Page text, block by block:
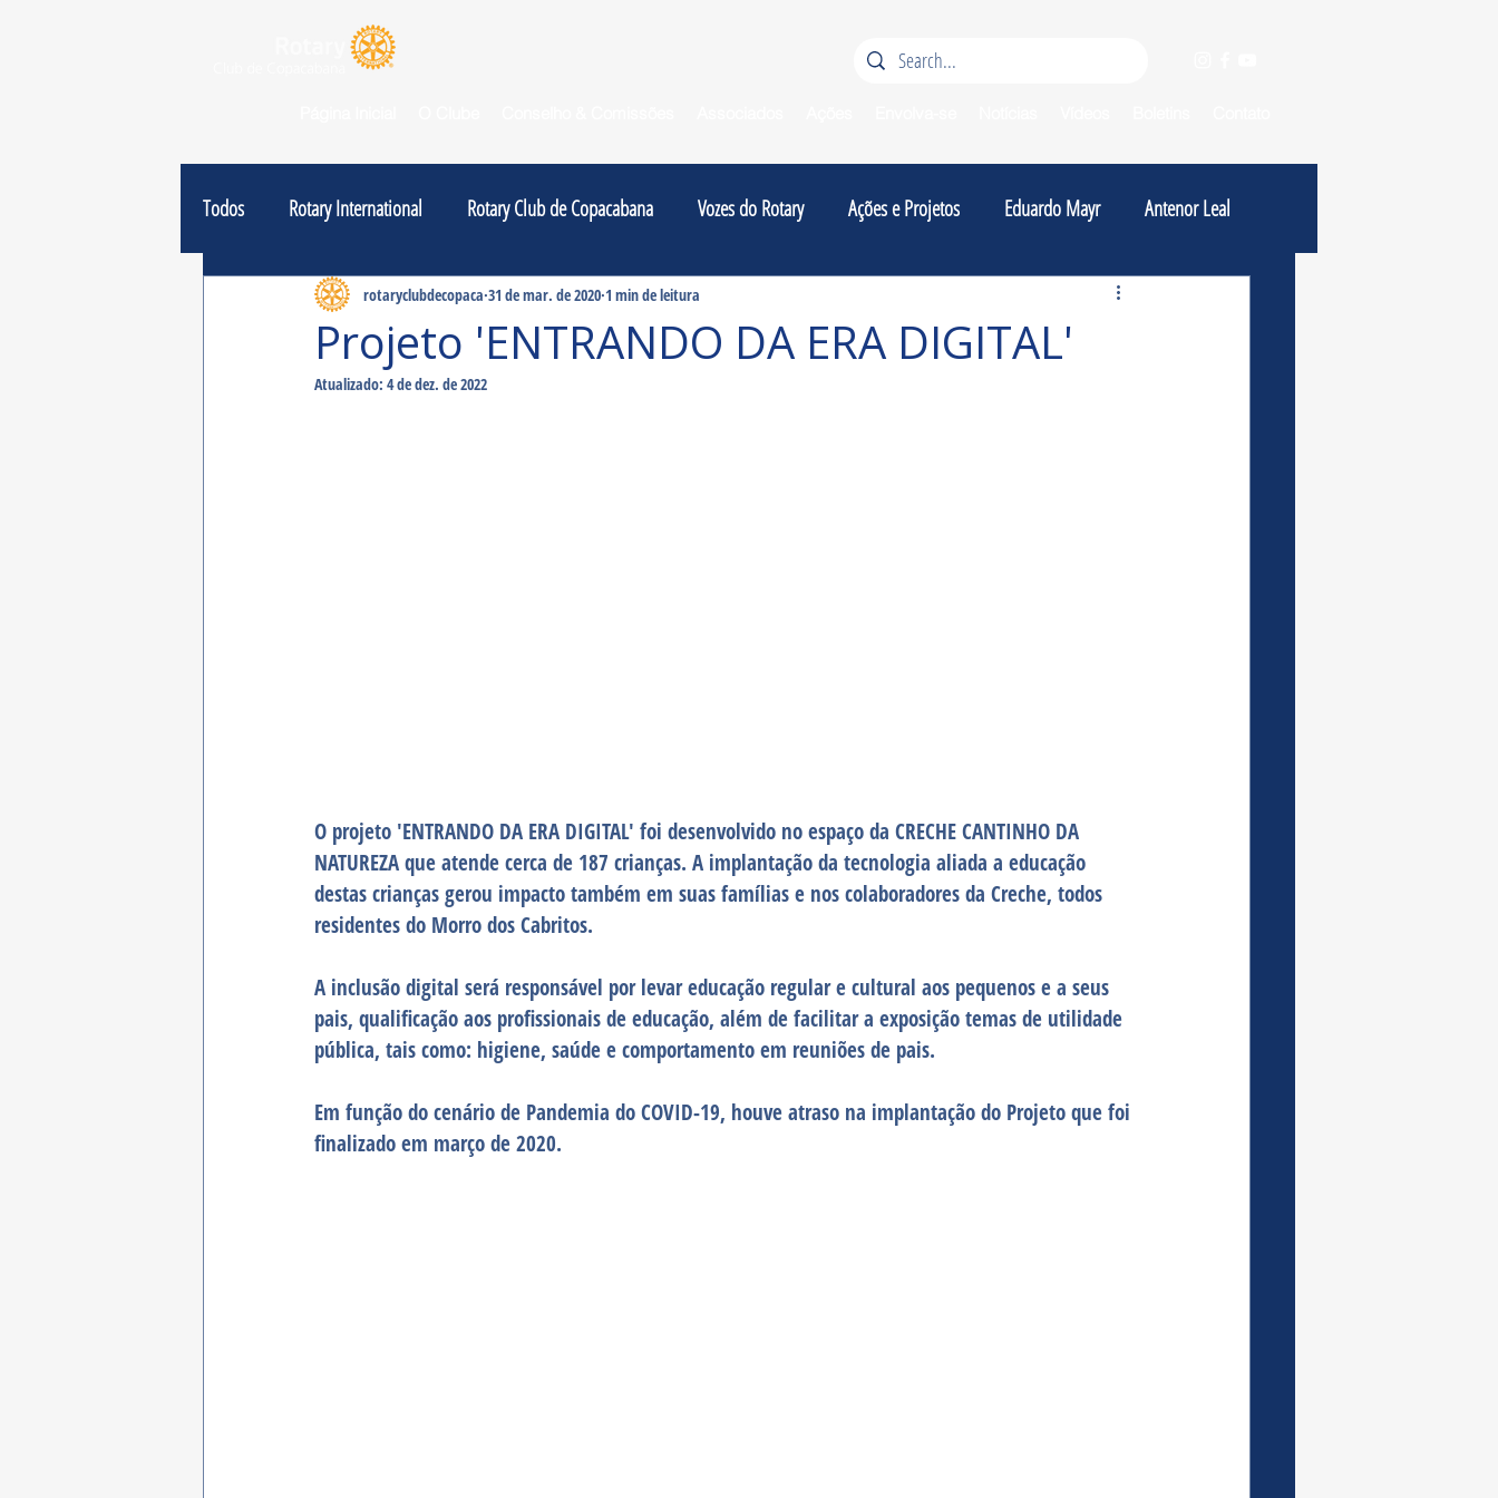
Todos Rotary International Rotary Club de Copacabana Vozes do Rotary Ações e Projetos Eduardo Mayr Antenor Leal
Projeto 'ENTRANDO DA ERA DIGITAL'
rotaryclubdecopaca 31 de mar. de 2020 1 min de leitura
Atualizado: 4 de dez. de 2022
O projeto 'ENTRANDO DA ERA DIGITAL' foi desenvolvido no espaço da CRECHE CANTINHO DA
NATUREZA que atende cerca de 187 crianças. A implantação da tecnologia aliada a educação
destas crianças gerou impacto também em suas famílias e nos colaboradores da Creche, todos
residentes do Morro dos Cabritos.
A inclusão digital será responsável por levar educação regular e cultural aos pequenos e a seus
pais, qualificação aos profissionais de educação, além de facilitar a exposição temas de utilidade
pública, tais como: higiene, saúde e comportamento em reuniões de pais.
Em função do cenário de Pandemia do COVID-19, houve atraso na implantação do Projeto que foi
finalizado em março de 2020.